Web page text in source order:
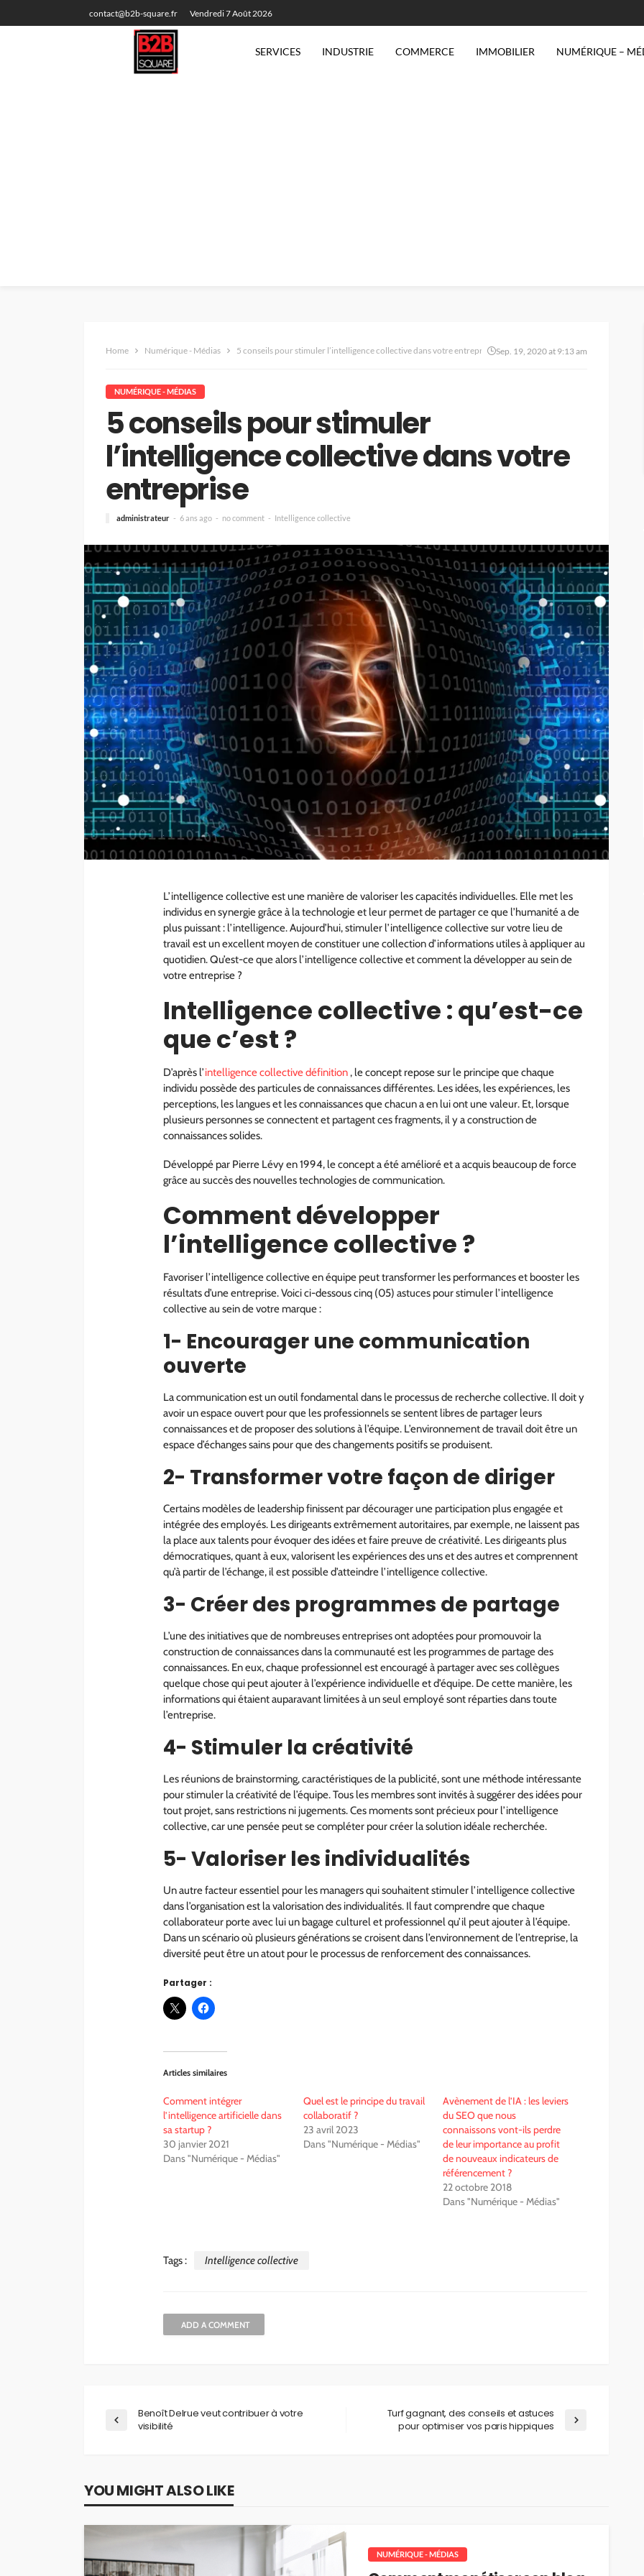
contact@b2b-square.fr Vendredi 7 Août 2026
SERVICES INDUSTRIE COMMERCE IMMOBILIER NUMÉRIQUE –
Home Numérique - Médias 5 conseils pour stimuler l’intelligence collective dans votre entreprise Sep. 19, 2020 at 9:13 am
NUMÉRIQUE - MÉDIAS
5 conseils pour stimuler
l’intelligence collective dans votre
entreprise
administrateur 6 ans ago no comment Intelligence collective
L’intelligence collective est une manière de valoriser les capacités individuelles. Elle met les
individus en synergie grâce à la technologie et leur permet de partager ce que l’humanité a de
plus puissant : l’intelligence. Aujourd’hui, stimuler l’intelligence collective sur votre lieu de
travail est un excellent moyen de constituer une collection d’informations utiles à appliquer au
quotidien. Qu’est-ce que alors l’intelligence collective et comment la développer au sein de
votre entreprise ?
Intelligence collective : qu’est-ce
que c’est ?
D’après l’intelligence collective définition, le concept repose sur le principe que chaque
individu possède des particules de connaissances différentes. Les idées, les expériences, les
perceptions, les langues et les connaissances que chacun a en lui ont une valeur. Et, lorsque
plusieurs personnes se connectent et partagent ces fragments, il y a construction de
connaissances solides.
Développé par Pierre Lévy en 1994, le concept a été amélioré et a acquis beaucoup de force
grâce au succès des nouvelles technologies de communication.
Comment développer
l’intelligence collective ?
Favoriser l’intelligence collective en équipe peut transformer les performances et booster les
résultats d’une entreprise. Voici ci-dessous cinq (05) astuces pour stimuler l’intelligence
collective au sein de votre marque :
1- Encourager une communication
ouverte
La communication est un outil fondamental dans le processus de recherche collective. Il doit y
avoir un espace ouvert pour que les professionnels se sentent libres de partager leurs
connaissances et de proposer des solutions à l’équipe. L’environnement de travail doit être un
espace d’échanges sains pour que des changements positifs se produisent.
2- Transformer votre façon de diriger
Certains modèles de leadership finissent par décourager une participation plus engagée et
intégrée des employés. Les dirigeants extrêmement autoritaires, par exemple, ne laissent pas
la place aux talents pour évoquer des idées et faire preuve de créativité. Les dirigeants plus
démocratiques, quant à eux, valorisent les expériences des uns et des autres et comprennent
qu’à partir de l’échange, il est possible d’atteindre l’intelligence collective.
3- Créer des programmes de partage
L’une des initiatives que de nombreuses entreprises ont adoptées pour promouvoir la
construction de connaissances dans la communauté est les programmes de partage des
connaissances. En eux, chaque professionnel est encouragé à partager avec ses collègues
quelque chose qui peut ajouter à l’expérience individuelle et d’équipe. De cette manière, les
informations qui étaient auparavant limitées à un seul employé sont réparties dans toute
l’entreprise.
4- Stimuler la créativité
Les réunions de brainstorming, caractéristiques de la publicité, sont une méthode intéressante
pour stimuler la créativité de l’équipe. Tous les membres sont invités à suggérer des idées pour
tout projet, sans restrictions ni jugements. Ces moments sont précieux pour l’intelligence
collective, car une pensée peut se compléter pour créer la solution idéale recherchée.
5- Valoriser les individualités
Un autre facteur essentiel pour les managers qui souhaitent stimuler l’intelligence collective
dans l’organisation est la valorisation des individualités. Il faut comprendre que chaque
collaborateur porte avec lui un bagage culturel et professionnel qu’il peut ajouter à l’équipe.
Dans un scénario où plusieurs générations se croisent dans l’environnement de l’entreprise, la
diversité peut être un atout pour le processus de renforcement des connaissances.
Partager :
Articles similaires
Comment intégrer
l’intelligence artificielle dans
sa startup ?
30 janvier 2021
Dans "Numérique - Médias"
Quel est le principe du travail
collaboratif ?
23 avril 2023
Dans "Numérique - Médias"
Avènement de l’IA : les leviers
du SEO que nous
connaissons vont-ils perdre
de leur importance au profit
de nouveaux indicateurs de
référencement ?
22 octobre 2018
Dans "Numérique - Médias"
Tags : Intelligence collective
ADD A COMMENT
Benoît Delrue veut contribuer à votre
visibilité
Turf gagnant, des conseils et astuces
pour optimiser vos paris hippiques
YOU MIGHT ALSO LIKE
NUMÉRIQUE - MÉDIAS
COMMERCE
Caisse enregistreuse pour
boulangerie : Boostez vos
ventes quotidiennes
administrateur 2 ans ago 7.6k
START-UP
Le rôle stratégique du CSE
dans l’évolution sociale des
entreprises
administrateur 8 mois ago